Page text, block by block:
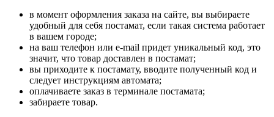
в момент оформления заказа на сайте, вы выбираете
удобный для себя постамат, если такая система работает
в вашем городе;
на ваш телефон или e-mail придет уникальный код, это
значит, что товар доставлен в постамат;
вы приходите к постамату, вводите полученный код и
следует инструкциям автомата;
оплачиваете заказ в терминале постамата;
забираете товар.